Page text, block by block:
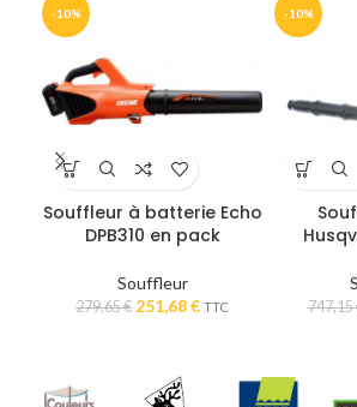
-10%
Souffleur à batterie Echo
DPB310 en pack
Souffleur
279,65€ Le
était :
279,65 €.
251,68€Le
251,68 €.
TTC
-10%
747,15